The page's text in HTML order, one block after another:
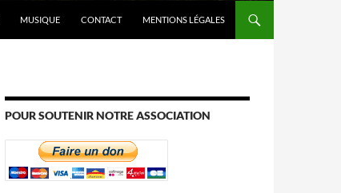
MUSIQUE CONTACT MENTIONS LÉGALES
POUR SOUTENIR NOTRE ASSOCIATION